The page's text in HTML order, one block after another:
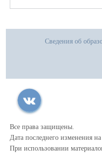
Сведения об
Все права защищены.
Дата последнего изменения
При использовании